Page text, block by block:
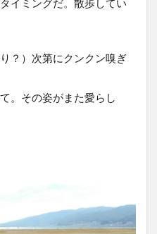
イミングだ。散歩してい
？）次第にクンクン嗅ぎ
。その姿がまた愛らし